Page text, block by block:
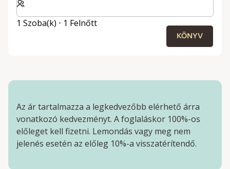
1 Szoba(k) ⋅ 1 Felnőtt
KÖNYV
Az ár tartalmazza a legkedvezőbb elérhető árra
vonatkozó kedvezményt. A foglaláskor 100%-os
előleget kell fizetni. Lemondás vagy meg nem
jelenés esetén az előleg 10%-a visszatérítendő.